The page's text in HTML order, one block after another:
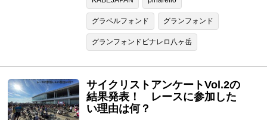
グラベルフォンド グランフォンド
グランフォンドピナレロ八ヶ岳
サイクリストアンケートVol.2の
結果発表！ レースに参加した
い理由は何？